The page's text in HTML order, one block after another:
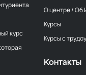
курс
О центре / Об
Курсы
Курсы с
Контакты